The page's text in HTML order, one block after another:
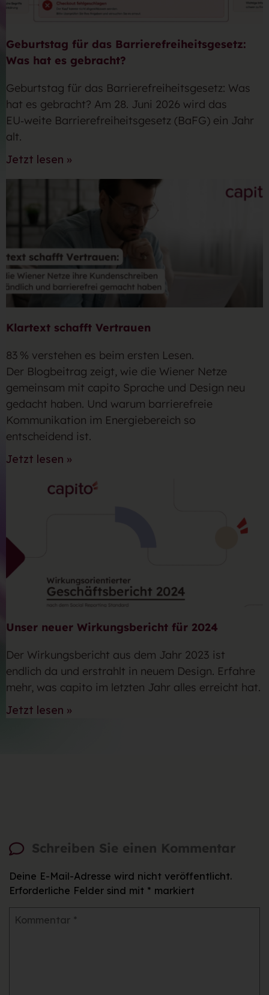
Geburtstag für das Barrierefreiheitsgesetz:
Was hat es gebracht?
Geburtstag für das Barrierefreiheitsgesetz: Was
hat es gebracht? Am 28. Juni 2026 wird das
EU‑weite Barrierefreiheitsgesetz (BaFG) ein Jahr
alt.
Jetzt lesen »
Klartext schafft Vertrauen
83 % verstehen es beim ersten Lesen.
Der Blogbeitrag zeigt, wie die Wiener Netze
gemeinsam mit capito Sprache und Design neu
gedacht haben. Und warum barrierefreie
Kommunikation im Energiebereich so
entscheidend ist.
Jetzt lesen »
Unser neuer Wirkungsbericht für 2024
Der Wirkungsbericht aus dem Jahr 2023 ist
endlich da und erstrahlt in neuem Design. Erfahre
mehr, was capito im letzten Jahr alles erreicht hat.
Jetzt lesen »
Schreiben Sie einen Kommentar
Deine E-Mail-Adresse wird nicht veröffentlicht.
Erforderliche Felder sind mit * markiert